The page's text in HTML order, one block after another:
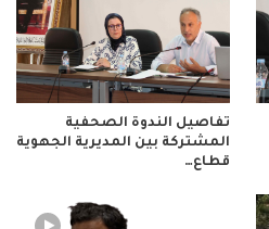
تفاصيل الندوة الصحفية
المشتركة بين المديرية الجهوية
قطاع…